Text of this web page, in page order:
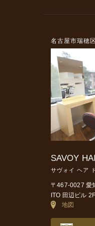
名古屋市瑞穂区
SAVOY
サヴォイ ヘア
〒467-0027 愛
ITO 田辺ビル 2F
地図